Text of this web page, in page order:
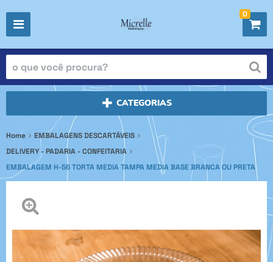
0
CATEGORIAS
Home
EMBALAGENS DESCARTÁVEIS
DELIVERY - PADARIA - CONFEITARIA
EMBALAGEM H-56 TORTA MEDIA TAMPA MEDIA BASE BRANCA OU PRETA